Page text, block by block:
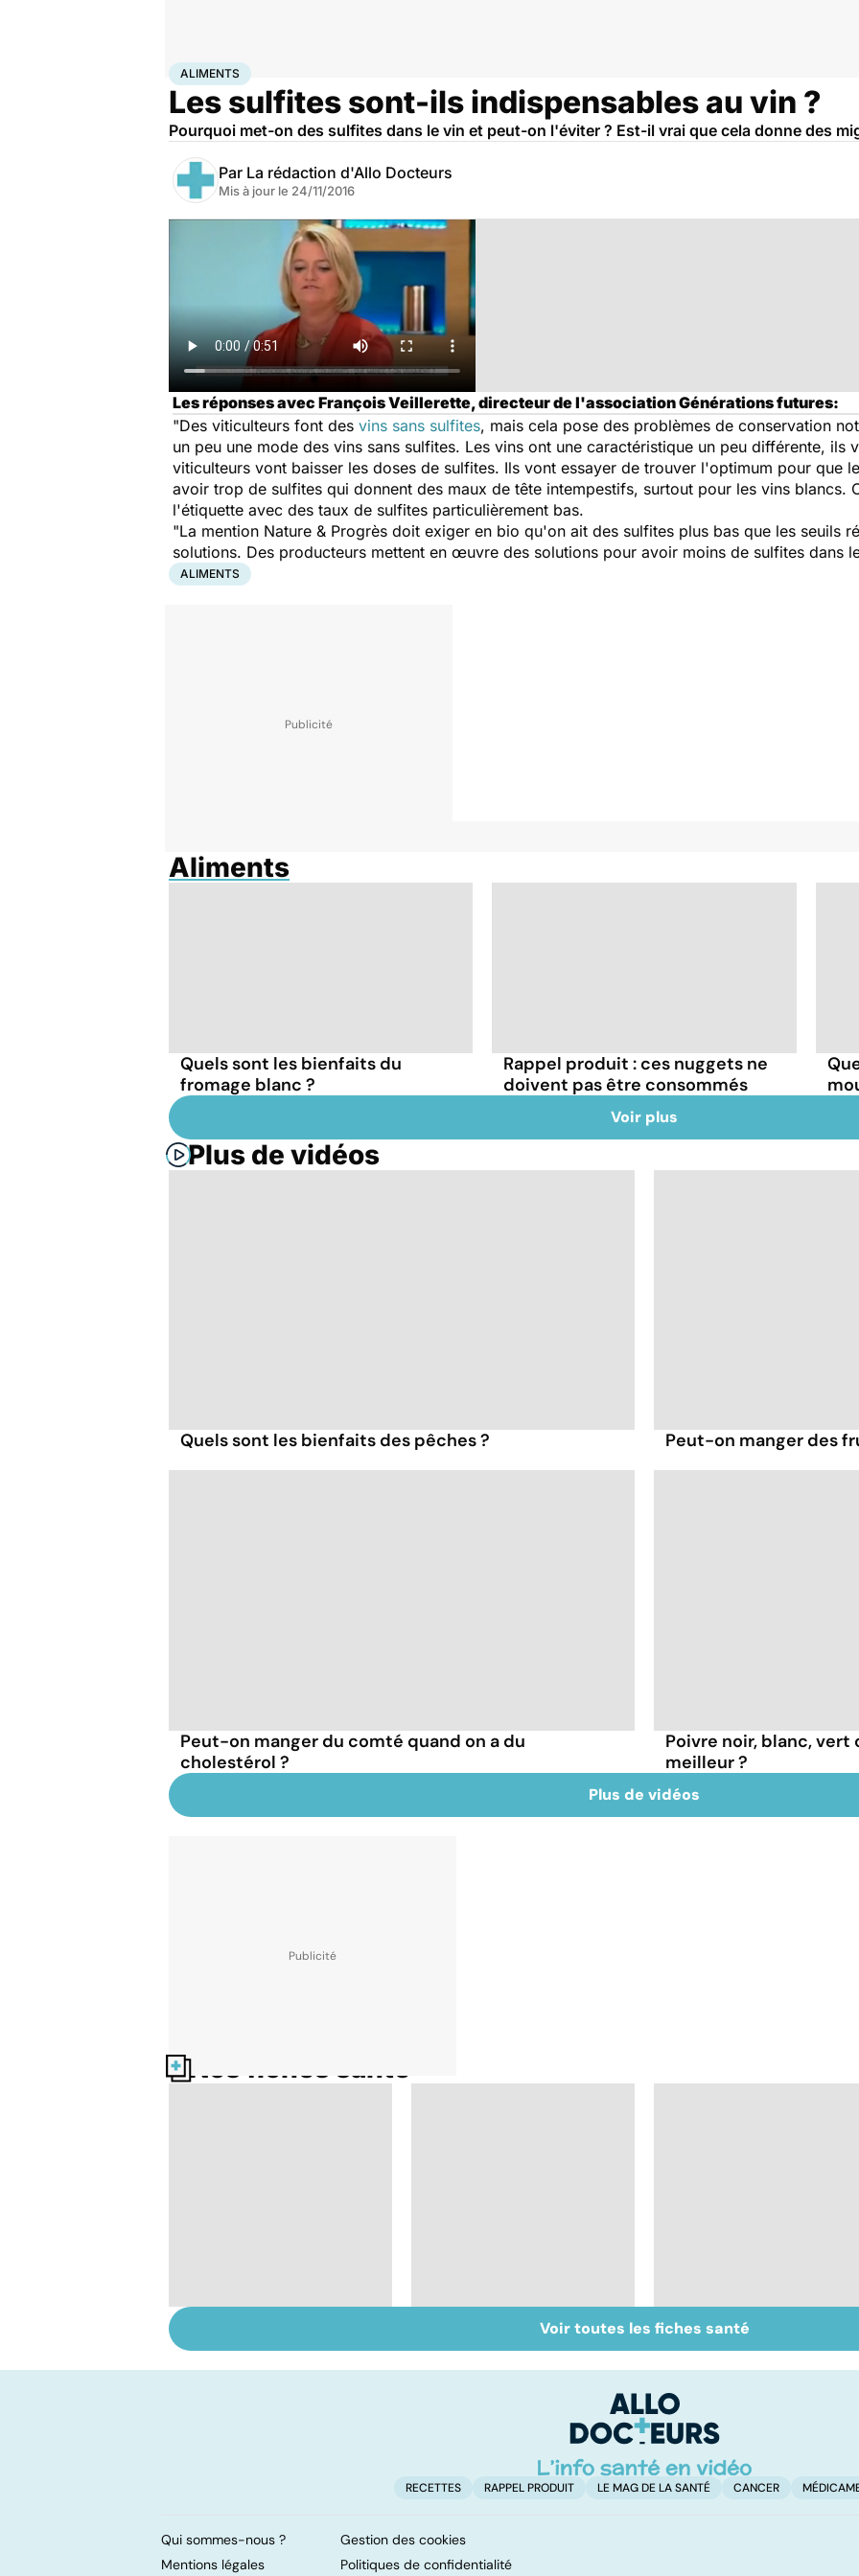
AccueilSanté Aliments
ALIMENTS
Les sulfites sont-ils indispensables au vin ?
Pourquoi met-on des sulfites dans le vin et peut-on l'éviter ? Est-il vrai que cela donne des
Par La rédaction d'Allo Docteurs
Mis à jour le 24/11/2016
Les réponses avec François Veillerette, directeur de l'association Générations futures:
"Des viticulteurs font des vins sans sulfites, mais cela pose des problèmes de conservation
un peu une mode des vins sans sulfites. Les vins ont une caractéristique un peu différente, ils
viticulteurs vont baisser les doses de sulfites. Ils vont essayer de trouver l'optimum pour que
avoir trop de sulfites qui donnent des maux de tête intempestifs, surtout pour les vins blancs.
l'étiquette avec des taux de sulfites particulièrement bas.
"La mention Nature & Progrès doit exiger en bio qu'on ait des sulfites plus bas que les seuils
solutions. Des producteurs mettent en œuvre des solutions pour avoir moins de sulfites dans
ALIMENTS
Aliments
Quels sont les bienfaits du
fromage blanc ?
Rappel produit : ces nuggets ne
doivent pas être consommés
Voir plus
Plus de vidéos
Quels sont les bienfaits des pêches ? Peut-on manger des
Peut-on manger du comté quand on a du
cholestérol ?
Poivre noir, blanc, vert
meilleur ?
Plus de vidéos
Nos fiches santé
oligo-élément vital
Intestin irritable : le
régime FODMAP, une
Alimentation :
mangeons-nous trop
Voir toutes les fiches santé
RECETTES RAPPEL PRODUIT LE MAG DE LA SANTÉ CANCER
Qui sommes-nous ?
Gestion des cookies
Mentions légales
Politiques de confidentialité